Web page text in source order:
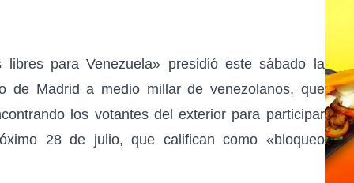
para Venezuela» presidió este sábado la
de Madrid a medio millar de venezolanos, que
los votantes del exterior para participar
28 de julio, que califican como «bloqueo